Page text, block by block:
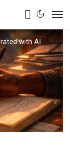
with AI